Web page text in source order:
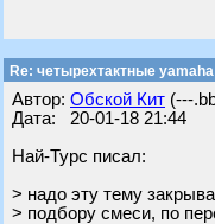
Re: четырехтактные
Автор: Обской Кит (---
Дата: 20-01-18 21:44
Най-Турс писал:
> надо эту тему
> подбору смеси, по